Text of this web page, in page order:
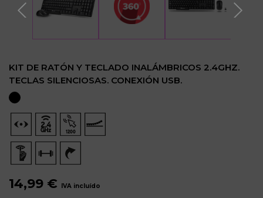
KIT DE RATÓN Y TECLADO INALÁMBRICOS 2.4GHZ.
TECLAS SILENCIOSAS. CONEXIÓN USB.
14,99 € IVA incluído